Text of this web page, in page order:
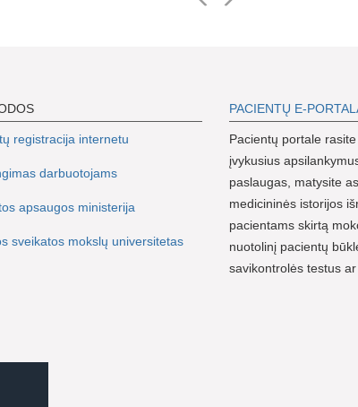
registracija internetu
darbuotojams
apsaugos ministerija
sveikatos mokslų universitetas
PACIENTŲ E-
Pacientų portale
įvykusius
paslaugas, matysite
medicininės istorijos
pacientams skirtą
nuotolinį pacientų
savikontrolės testus ar